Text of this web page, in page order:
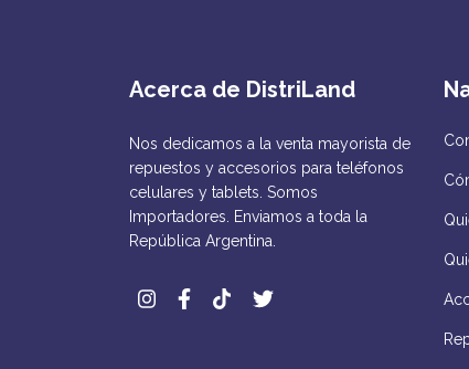
Acerca de DistriLand
Nos dedicamos a la venta mayorista de
repuestos y accesorios para teléfonos
celulares y tablets. Somos
Importadores. Enviamos a toda la
República Argentina.